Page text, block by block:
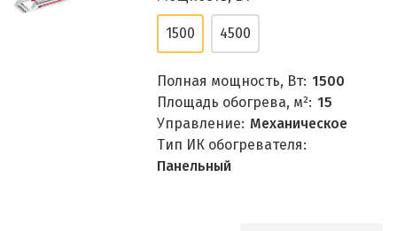
1500 4500
Полная мощность, Вт: 1500
Площадь обогрева, м²: 15
Управление: Механическое
Тип ИК обогревателя:
Панельный